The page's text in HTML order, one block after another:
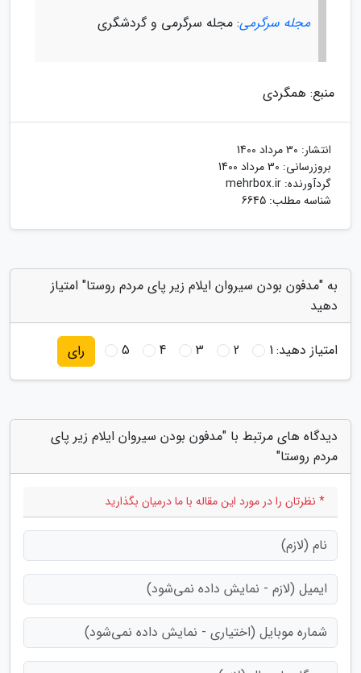
مجله سرگرمی: مجله سرگرمی و گردشگری
منبع: همگردی
انتشار: 30 مرداد 1400
بروزرسانی: 30 مرداد 1400
گردآورنده: mehrbox.ir
شناسه مطلب: 6645
به "مدفون بودن سیروان ایلام زیر پای مردم روستا" امتیاز
دهید
امتیاز دهید:1
2
3
4
5 رای
دیدگاه های مرتبط با "مدفون بودن سیروان ایلام زیر پای
مردم روستا"
* نظرتان را در مورد این مقاله با ما درمیان بگذارید